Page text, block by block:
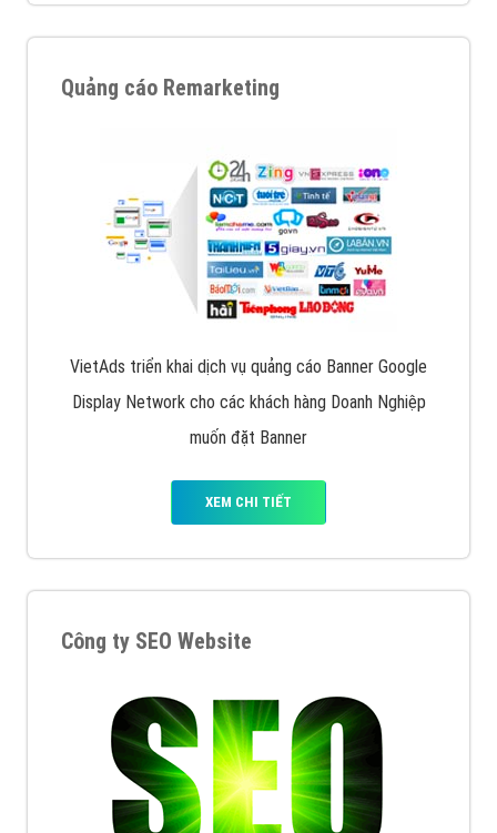
Quảng cáo Remarketing
VietAds triển khai dịch vụ quảng cáo Banner Google
Display Network cho các khách hàng Doanh Nghiệp
muốn đặt Banner
XEM CHI TIẾT
Công ty SEO Website